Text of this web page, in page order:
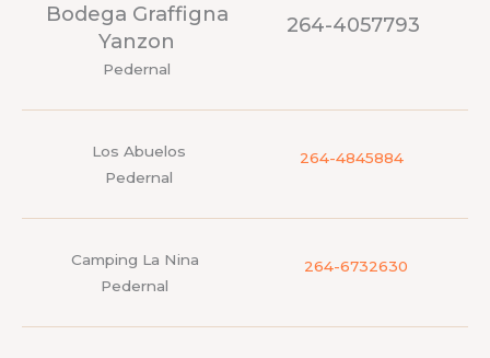
Bodega Graffigna
Yanzon
Pedernal
264-4057793
Los Abuelos
Pedernal
264-4845884
Camping La Nina
Pedernal
264-6732630